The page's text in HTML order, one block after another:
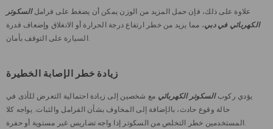
علاوة على ذلك، فإن حمل المزيد من الوزن يمكن أن يضغط على فراملالسكوتر
الكهربائي في دبي، مما يزيد من خطر ارتفاع درجة الحرارة أو الانغلاق وإضعاف قدرة
السيارة على التوقف بأمان.
زيادة خطر الإصابة الخطيرة
يؤدي ركوبالسكوتر الكهربائي مع شخصين إلى زيادة احتمالية التعرض للأذى في
حالة وقوع حادث، بالإضافة إلى المخاوف بشأن الفرامل والثبات. يواجه كلا
المستخدمين خطر التخلص من السكوتر إذا واجه تضاريس غير مستوية أو حفرة.